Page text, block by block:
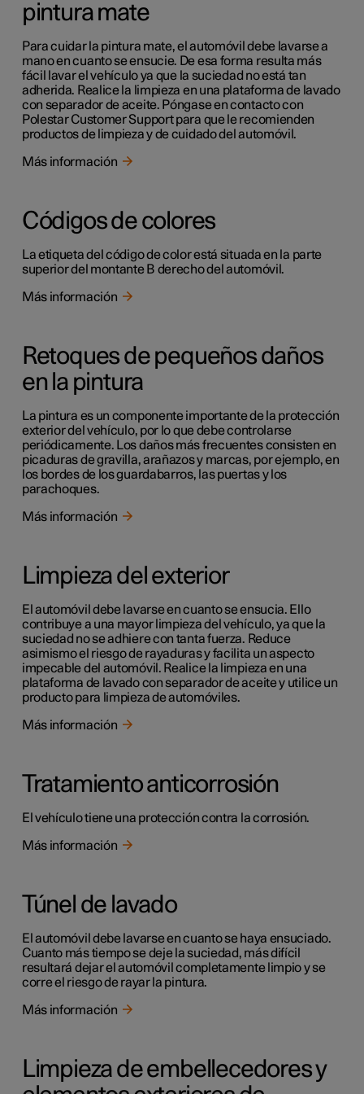
pintura mate
Para cuidar la pintura mate, el automóvil debe lavarse a
mano en cuanto se ensucie. De esa forma resulta más
fácil lavar el vehículo ya que la suciedad no está tan
adherida. Realice la limpieza en una plataforma de lavado
con separador de aceite. Póngase en contacto con
Polestar Customer Support para que le recomienden
productos de limpieza y de cuidado del automóvil.
Más información
Códigos de colores
La etiqueta del código de color está situada en la parte
superior del montante B derecho del automóvil.
Más información
Retoques de pequeños daños
en la pintura
La pintura es un componente importante de la protección
exterior del vehículo, por lo que debe controlarse
periódicamente. Los daños más frecuentes consisten en
picaduras de gravilla, arañazos y marcas, por ejemplo, en
los bordes de los guardabarros, las puertas y los
parachoques.
Más información
Limpieza del exterior
El automóvil debe lavarse en cuanto se ensucia. Ello
contribuye a una mayor limpieza del vehículo, ya que la
suciedad no se adhiere con tanta fuerza. Reduce
asimismo el riesgo de rayaduras y facilita un aspecto
impecable del automóvil. Realice la limpieza en una
plataforma de lavado con separador de aceite y utilice un
producto para limpieza de automóviles.
Más información
Tratamiento anticorrosión
El vehículo tiene una protección contra la corrosión.
Más información
Túnel de lavado
El automóvil debe lavarse en cuanto se haya ensuciado.
Cuanto más tiempo se deje la suciedad, más difícil
resultará dejar el automóvil completamente limpio y se
corre el riesgo de rayar la pintura.
Más información
Limpieza de embellecedores y